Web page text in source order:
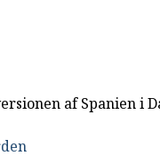
af Spanien i